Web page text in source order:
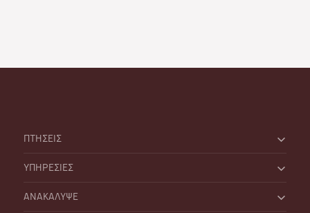
ΠΤΗΣΕΙΣ
ΥΠΗΡΕΣΙΕΣ
ΑΝΑΚΑΛΥΨΕ